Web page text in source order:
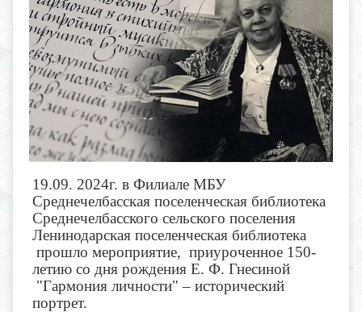
19.09. 2024г. в Филиале МБУ
Среднечелбасская поселенческая библиотека
Среднечелбасского сельского поселения
Ленинодарская поселенческая библиотека
прошло мероприятие, приуроченное 150-
летию со дня рождения Е. Ф. Гнесиной
"Гармония личности" – исторический
портрет.